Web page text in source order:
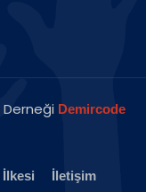
Demircode
İletişim